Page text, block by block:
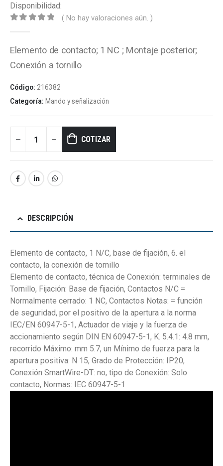
Disponibilidad:
( No hay valoraciones aún. )
Elemento de contacto; 1 NC ; Montaje posterior;
Conexión a tornillo
Código: 216382
Categoría: Mando y señalización
COTIZAR
DESCRIPCIÓN
Elemento de contacto, 1 N/C, base de fijación, 6. el
contacto, la conexión de tornillo
Elemento de contacto, técnica de Conexión: terminales de
Tornillo, Fijación: Base de fijación, Contactos N/C =
Normalmente cerrado: 1 NC, Contactos Notas: = función
de seguridad, por el positivo de la apertura a la norma
IEC/EN 60947-5-1, Actuador de viaje y la fuerza de
accionamiento según DIN EN 60947-5-1, K. 5.4.1: 4.8 mm,
recorrido Máximo: mm 5.7, un Mínimo de fuerza para la
apertura positiva: N 15, Grado de Protección: IP20,
Conexión SmartWire-DT: no, tipo de Conexión: Solo
contacto, Normas: IEC 60947-5-1